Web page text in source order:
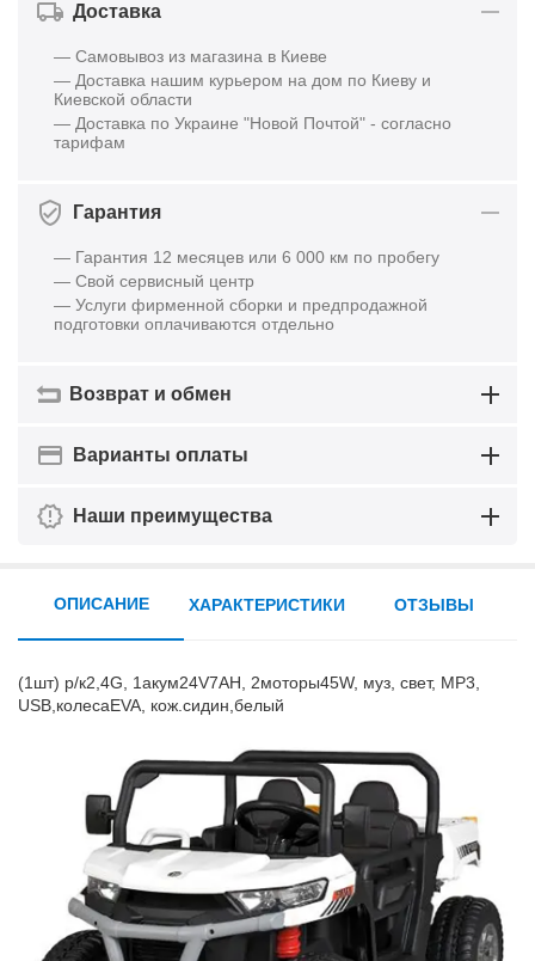
Доставка
— Самовывоз из магазина в Киеве
— Доставка нашим курьером на дом по Киеву и
Киевской области
— Доставка по Украине "Новой Почтой" - согласно
тарифам
Гарантия
— Гарантия 12 месяцев или 6 000 км по пробегу
— Свой сервисный центр
— Услуги фирменной сборки и предпродажной
подготовки оплачиваются отдельно
Возврат и обмен
Варианты оплаты
Наши преимущества
ОПИСАНИЕ
(1шт) р/к2,4G, 1акум24V7AH, 2моторы45W, муз, свет, MP3,
USB,колесаEVA, кож.сидин,белый
ХАРАКТЕРИСТИКИ ОТЗЫВЫ